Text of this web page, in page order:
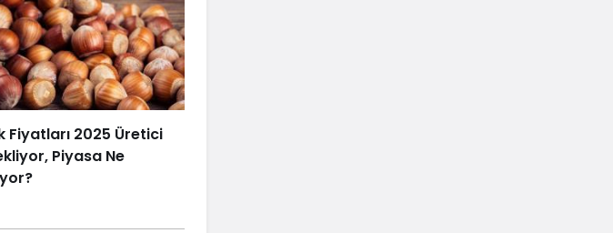
Fiyatları 2025 Üretici
Piyasa Ne